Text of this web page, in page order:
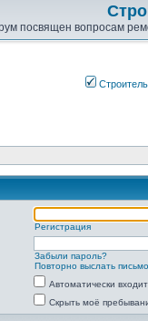
посвящен вопросам
Регистрация
Забыли пароль?
Повторно выслать
Автоматически
Скрыть моё